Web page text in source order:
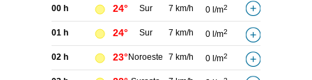
00 h 24° Sur 7 km/h 0 l/m2
01 h 24° Sur 7 km/h 0 l/m2
02 h 23°Noroeste 7 km/h 0 l/m2